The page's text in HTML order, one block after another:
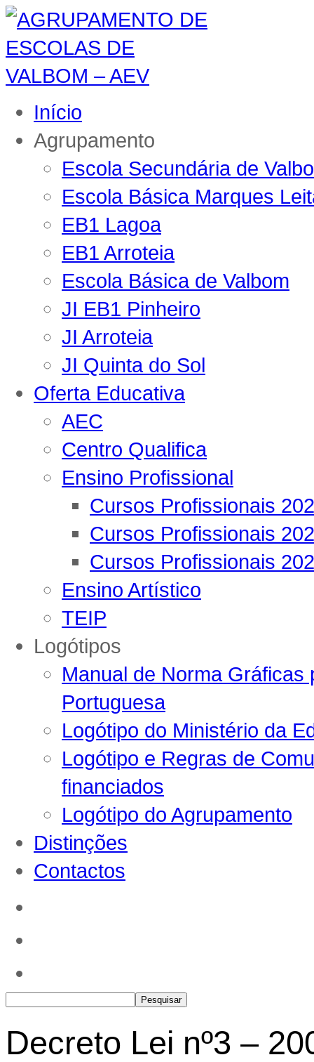
Início
Agrupamento
Escola Secundária de
Escola Básica Marques
EB1 Lagoa
EB1 Arroteia
Escola Básica de Valbom
JI EB1 Pinheiro
JI Arroteia
JI Quinta do Sol
Oferta Educativa
AEC
Centro Qualifica
Ensino Profissional
Cursos Profissionais
Cursos Profissionais
Cursos Profissionais
Ensino Artístico
TEIP
Logótipos
Manual de Norma
Portuguesa
Logótipo do Ministério da
Logótipo e Regras de
financiados
Logótipo do Agrupamento
Distinções
Contactos
Decreto Lei nº3 –